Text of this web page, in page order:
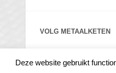
VOLG METAALKETEN
Deze website gebruikt